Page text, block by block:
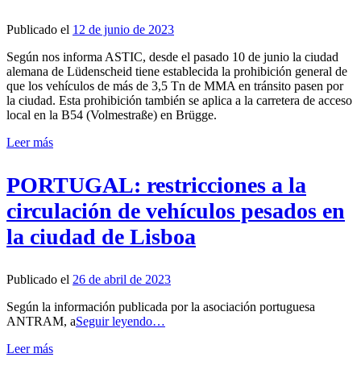
Publicado el 12 de junio de 2023
Según nos informa ASTIC, desde el pasado 10 de junio la ciudad
alemana de Lüdenscheid tiene establecida la prohibición general de
que los vehículos de más de 3,5 Tn de MMA en tránsito pasen por
la ciudad. Esta prohibición también se aplica a la carretera de acceso
local en la B54 (Volmestraße) en Brügge.
Leer más
PORTUGAL: restricciones a la
circulación de vehículos pesados en
la ciudad de Lisboa
Publicado el 26 de abril de 2023
Según la información publicada por la asociación portuguesa
ANTRAM, aSeguir leyendo…
Leer más